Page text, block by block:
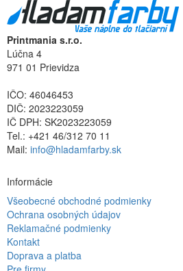
Printmania s.r.o.
Lúčna 4
971 01 Prievidza
IČO: 46046453
DIČ: 2023223059
IČ DPH: SK2023223059
Tel.: +421 46/312 70 11
Mail: info@hladamfarby.sk
Informácie
Všeobecné obchodné podmienky
Ochrana osobných údajov
Reklamačné podmienky
Kontakt
Doprava a platba